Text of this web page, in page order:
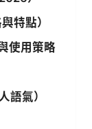
特點）
使用策略
語氣）